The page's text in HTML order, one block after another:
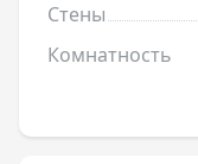
Стены
Комнатность